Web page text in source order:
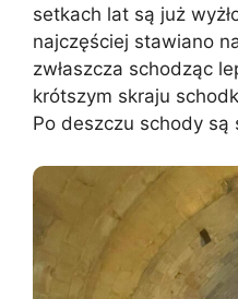
setkach lat są już
najczęściej stawiano
zwłaszcza schodząc
krótszym skraju
Po deszczu schody są